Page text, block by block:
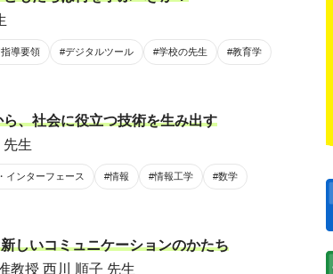
導要領 #デジタルツール #学校の先生 #教育学
、社会に役立つ技術を生み出す
生
インターフェース #情報 #情報工学 #数学
しいコミュニケーションのかたち
教授 西川 順子 先生